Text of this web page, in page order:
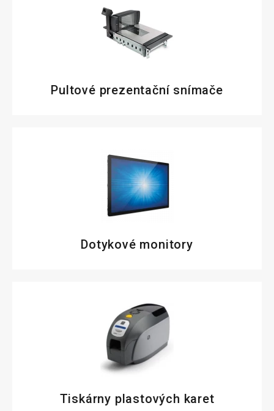
Pultové prezentační snímače
Dotykové monitory
Tiskárny plastových karet